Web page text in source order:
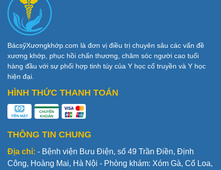
BácsỹXươngkhớp.com là đơn vị điều trị chuyên sâu các vấn đề
xương khớp, phục hồi chấn thương, chăm sóc người cao tuổi
hàng đầu với sự phối hợp tinh túy của Y học cổ truyền và Y học
hiện đại.
HÌNH THỨC THANH TOÁN
THÔNG TIN CHUNG
Địa chỉ: - Bệnh viện Bưu Điện, số 49 Trần Điền, Định
Công, Hoàng Mai, Hà Nội - Phòng khám: Xóm Gà, Cổ Loa,